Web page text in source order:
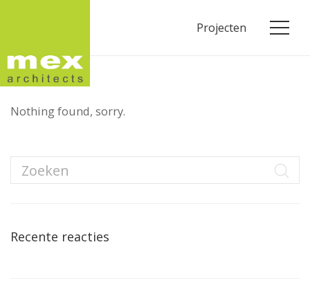
Projecten
Nothing found, sorry.
Recente reacties